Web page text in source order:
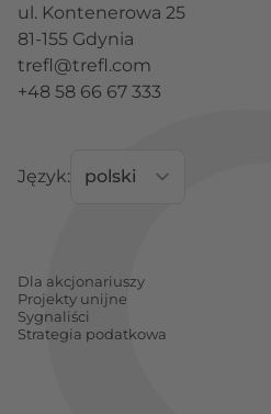
ul. Kontenerowa 25
81-155 Gdynia
trefl@trefl.com
+48 58 66 67 333
Język:
Dla akcjonariuszy
Projekty unijne
Sygnaliści
Strategia podatkowa